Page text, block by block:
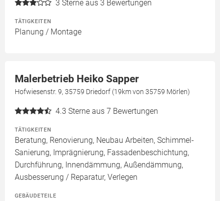
3 Sterne aus 3 Bewertungen
TÄTIGKEITEN
Planung / Montage
Malerbetrieb Heiko Sapper
Hofwiesenstr. 9, 35759 Driedorf (19km von 35759 Mörlen)
4.3 Sterne aus 7 Bewertungen
TÄTIGKEITEN
Beratung, Renovierung, Neubau Arbeiten, Schimmel-
Sanierung, Imprägnierung, Fassadenbeschichtung,
Durchführung, Innendämmung, Außendämmung,
Ausbesserung / Reparatur, Verlegen
GEBÄUDETEILE